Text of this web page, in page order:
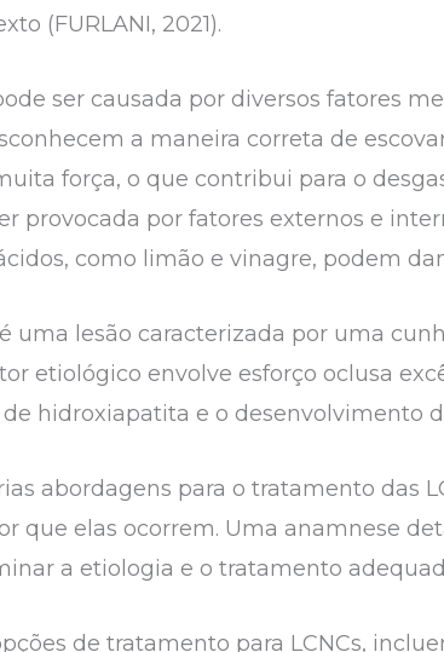
(FURLANI, 2021).
ser causada por diversos fatores
a maneira correta de
força, o que contribui para o
provocada por fatores externos e
como limão e vinagre, podem
uma lesão caracterizada por uma
etiológico envolve esforço oclusa
hidroxiapatita e o desenvolvimento
abordagens para o tratamento das
que elas ocorrem. Uma anamnese
a etiologia e o tratamento
de tratamento para LCNCs,